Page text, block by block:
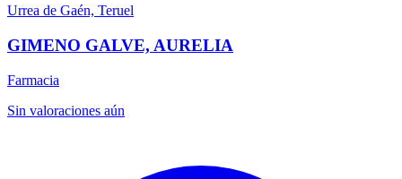
Urrea de Gaén, Teruel
GIMENO GALVE, AURELIA
Farmacia
Sin valoraciones aún